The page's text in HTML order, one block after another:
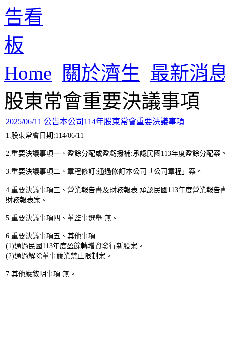
Home 關於濟生 最新消
股東常會重要決議事項
2025/06/11 公告本公司114年股東常會重要決議事項
1.股東常會日期:114/06/11
2.重要決議事項一、盈餘分配或盈虧撥補:承認民國113年度盈餘分配案
3.重要決議事項二、章程修訂:通過修訂本公司「公司章程」案。
4.重要決議事項三、營業報告書及財務報表:承認民國113年度營業報告
財務報表案。
5.重要決議事項四、董監事選舉:無。
6.重要決議事項五、其他事項:
(1)通過民國113年度盈餘轉增資發行新股案。
(2)通過解除董事競業禁止限制案。
7.其他應敘明事項:無。